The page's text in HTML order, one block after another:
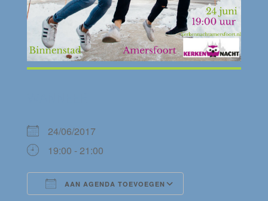
24/06/2017
19:00 - 21:00
AAN AGENDA TOEVOEGEN